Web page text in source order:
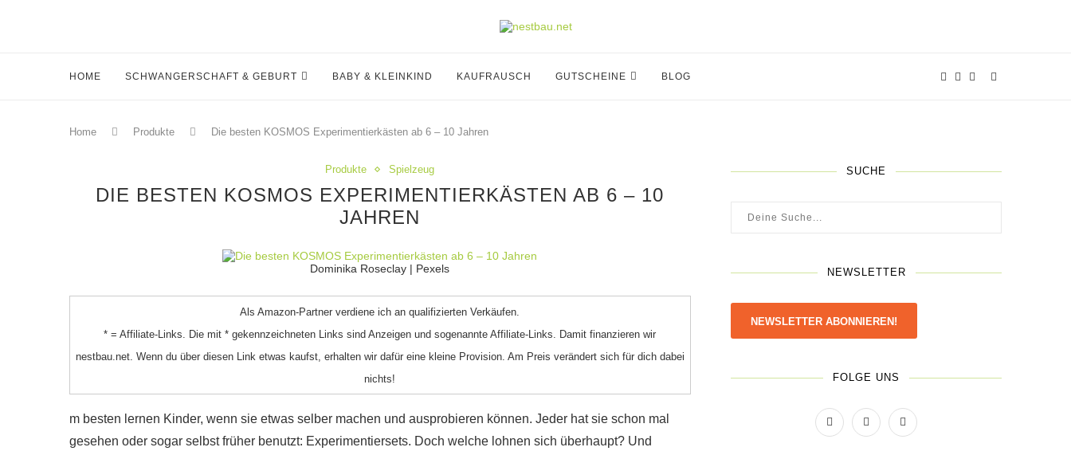
HOME SCHWANGERSCHAFT & GEBURT BABY & KLEINKIND KAUFRAUSCH GUTSCHEINE BLOG
Home Produkte Die besten KOSMOS Experimentierkästen ab 6 – 10 Jahren
Produkte Spielzeug
DIE BESTEN KOSMOS EXPERIMENTIERKÄSTEN AB 6 – 10
JAHREN
Dominika Roseclay | Pexels
Als Amazon-Partner verdiene ich an qualifizierten Verkäufen.
* = Affiliate-Links. Die mit * gekennzeichneten Links sind Anzeigen und sogenannte Affiliate-Links. Damit finanzieren wir
nestbau.net. Wenn du über diesen Link etwas kaufst, erhalten wir dafür eine kleine Provision. Am Preis verändert sich für dich dabei
nichts!
m besten lernen Kinder, wenn sie etwas selber machen und ausprobieren können. Jeder hat sie schon mal
gesehen oder sogar selbst früher benutzt: Experimentiersets. Doch welche lohnen sich überhaupt? Und
SUCHE
NEWSLETTER
NEWSLETTER ABONNIEREN!
FOLGE UNS